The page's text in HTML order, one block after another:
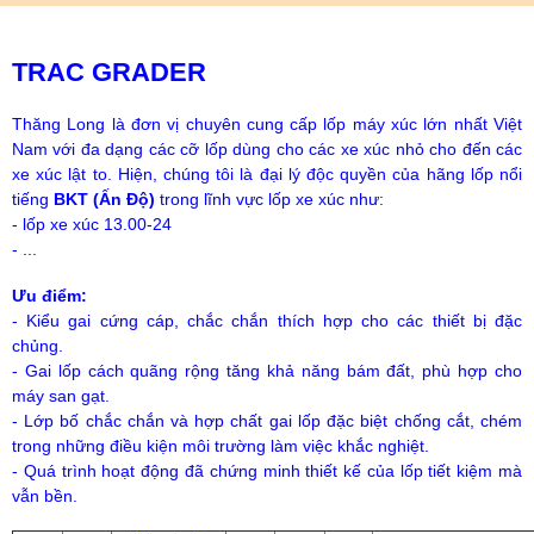
TRAC GRADER
Thăng Long là đơn vị chuyên cung cấp lốp máy xúc lớn nhất Việt
Nam với đa dạng các cỡ lốp dùng cho các xe xúc nhỏ cho đến các
xe xúc lật to. Hiện, chúng tôi là đại lý độc quyền của hãng lốp nổi
tiếng BKT (Ấn Độ) trong lĩnh vực lốp xe xúc như:
- lốp xe xúc 13.00-24
- ...
Ưu điểm:
- Kiểu gai cứng cáp, chắc chắn thích hợp cho các thiết bị đặc
chủng.
- Gai lốp cách quãng rộng tăng khả năng bám đất, phù hợp cho
máy san gạt.
- Lớp bố chắc chắn và hợp chất gai lốp đặc biệt chống cắt, chém
trong những điều kiện môi trường làm việc khắc nghiệt.
- Quá trình hoạt động đã chứng minh thiết kế của lốp tiết kiệm mà
vẫn bền.